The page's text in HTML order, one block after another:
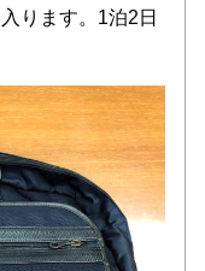
ります。1泊2日